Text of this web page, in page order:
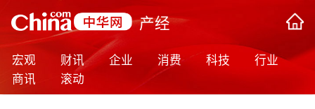
产经
宏观 财讯 企业 消费 科技
行业
商讯
滚动